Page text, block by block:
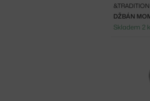
DŽBÁN
&TRADITION
Skladem 2